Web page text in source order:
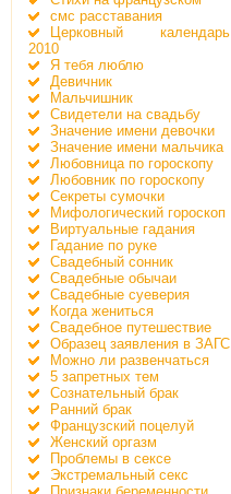
смс расставания
Церковный календарь
2010
Я тебя люблю
Девичник
Мальчишник
Свидетели на свадьбу
Значение имени девочки
Значение имени мальчика
Любовница по гороскопу
Любовник по гороскопу
Секреты сумочки
Мифологический гороскоп
Виртуальные гадания
Гадание по руке
Свадебный сонник
Свадебные обычаи
Свадебные суеверия
Когда жениться
Свадебное путешествие
Образец заявления в ЗАГС
Можно ли развенчаться
5 запретных тем
Сознательный брак
Ранний брак
Французский поцелуй
Женский оргазм
Проблемы в сексе
Экстремальный секс